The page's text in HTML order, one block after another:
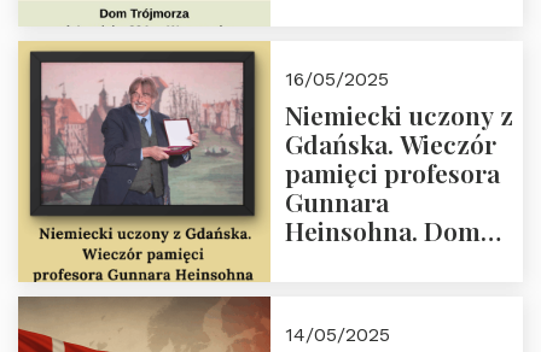
Dom Trójmorza 23
maja 2025 r. godz.
18:00.
16/05/2025
Niemiecki uczony z
Gdańska. Wieczór
pamięci profesora
Gunnara
Heinsohna. Dom
14/05/2025